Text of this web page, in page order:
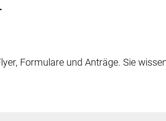
Formulare und Anträge. Sie